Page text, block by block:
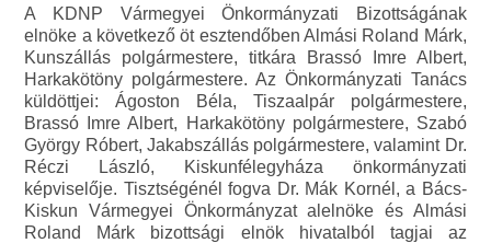
A KDNP Vármegyei Önkormányzati Bizottságának
elnöke a következő öt esztendőben Almási Roland Márk,
Kunszállás polgármestere, titkára Brassó Imre Albert,
Harkakötöny polgármestere. Az Önkormányzati Tanács
küldöttjei: Ágoston Béla, Tiszaalpár polgármestere,
Brassó Imre Albert, Harkakötöny polgármestere, Szabó
György Róbert, Jakabszállás polgármestere, valamint Dr.
Réczi László, Kiskunfélegyháza önkormányzati
képviselője. Tisztségénél fogva Dr. Mák Kornél, a Bács-
Kiskun Vármegyei Önkormányzat alelnöke és Almási
Roland Márk bizottsági elnök hivatalból tagjai az